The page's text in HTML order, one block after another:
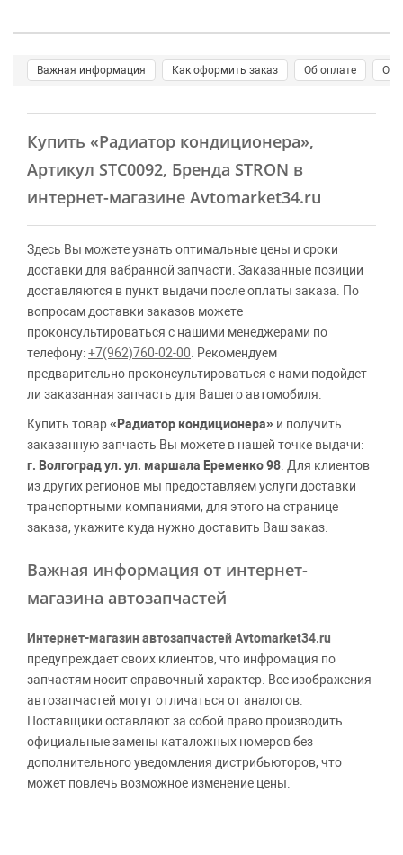
Важная информация Как оформить заказ Об оплате О
Купить «Радиатор кондиционера»,
Артикул STC0092, Бренда STRON в
интернет-магазине Avtomarket34.ru
Здесь Вы можете узнать оптимальные цены и сроки
доставки для вабранной запчасти. Заказанные позиции
доставляются в пункт выдачи после оплаты заказа. По
вопросам доставки заказов можете
проконсультироваться с нашими менеджерами по
телефону:+7(962)760-02-00 . Рекомендуем
предварительно проконсультироваться с нами подойдет
ли заказанная запчасть для Вашего автомобиля.
Купить товар«Радиатор кондиционера» и получить
заказанную запчасть Вы можете в нашей точке выдачи:
г. Волгоград ул. ул. маршала Еременко 98 . Для клиентов
из других регионов мы предоставляем услуги доставки
транспортными компаниями, для этого на странице
заказа, укажите куда нужно доставить Ваш заказ.
Важная информация от интернет-
магазина автозапчастей
Интернет-магазин автозапчастей Avtomarket34.ru
предупреждает своих клиентов, что инфромация по
запчастям носит справочный характер. Все изображения
автозапчастей могут отличаться от аналогов.
Поставщики оставляют за собой право производить
официальные замены каталожных номеров без
дополнительного уведомления дистрибьюторов, что
может повлечь возможное изменение цены.